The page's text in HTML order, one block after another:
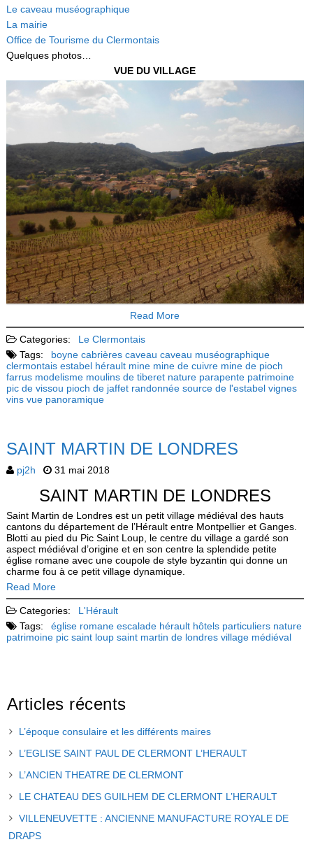
Le caveau muséographique
La mairie
Office de Tourisme du Clermontais
Quelques photos…
VUE DU VILLAGE
Read More
Categories:
Le Clermontais
Tags:
boyne cabrières caveau caveau muséographique
clermontais estabel hérault mine mine de cuivre mine de pioch
farrus modelisme moulins de tiberet nature parapente patrimoine
pic de vissou pioch de jaffet randonnée source de l'estabel vignes
vins vue panoramique
SAINT MARTIN DE LONDRES
pj2h 31 mai 2018
SAINT MARTIN DE LONDRES
Saint Martin de Londres est un petit village médiéval des hauts
cantons du département de l’Hérault entre Montpellier et Ganges.
Blotti au pied du Pic Saint Loup, le centre du village a gardé son
aspect médiéval d’origine et en son centre la splendide petite
église romane avec une coupole de style byzantin qui donne un
charme fou à ce petit village dynamique.
Read More
Categories:
L'Hérault
Tags:
église romane escalade hérault hôtels particuliers nature
patrimoine pic saint loup saint martin de londres village médiéval
Articles récents
L’époque consulaire et les différents maires
L’EGLISE SAINT PAUL DE CLERMONT L’HERAULT
L’ANCIEN THEATRE DE CLERMONT
LE CHATEAU DES GUILHEM DE CLERMONT L’HERAULT
VILLENEUVETTE : ANCIENNE MANUFACTURE ROYALE DE
DRAPS